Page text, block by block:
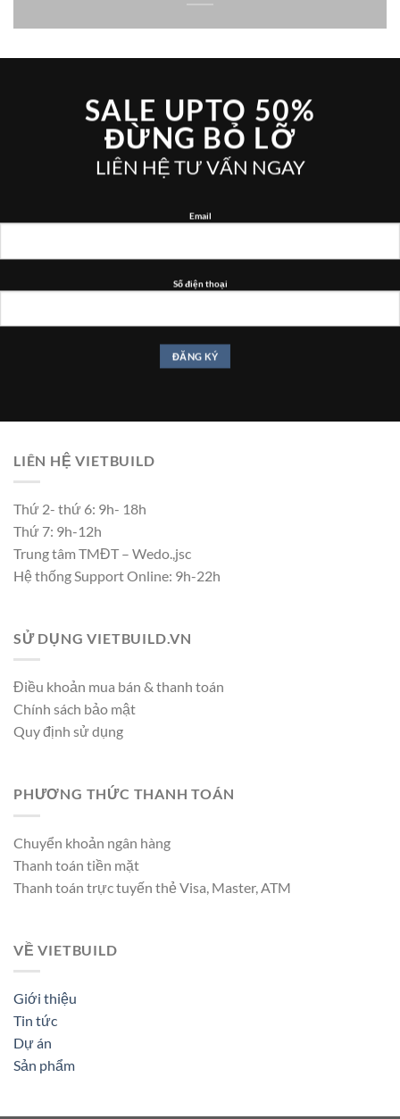
SALE UPTO 50%
ĐỪNG BỎ LỠ
LIÊN HỆ TƯ VẤN NGAY
Email
Số điện thoại
LIÊN HỆ VIETBUILD
Thứ 2- thứ 6: 9h- 18h
Thứ 7: 9h-12h
Trung tâm TMĐT – Wedo.,jsc
Hệ thống Support Online: 9h-22h
SỬ DỤNG VIETBUILD.VN
Điều khoản mua bán & thanh toán
Chính sách bảo mật
Quy định sử dụng
PHƯƠNG THỨC THANH TOÁN
Chuyển khoản ngân hàng
Thanh toán tiền mặt
Thanh toán trực tuyến thẻ Visa, Master, ATM
VỀ VIETBUILD
Giới thiệu
Tin tức
Dự án
Sản phẩm